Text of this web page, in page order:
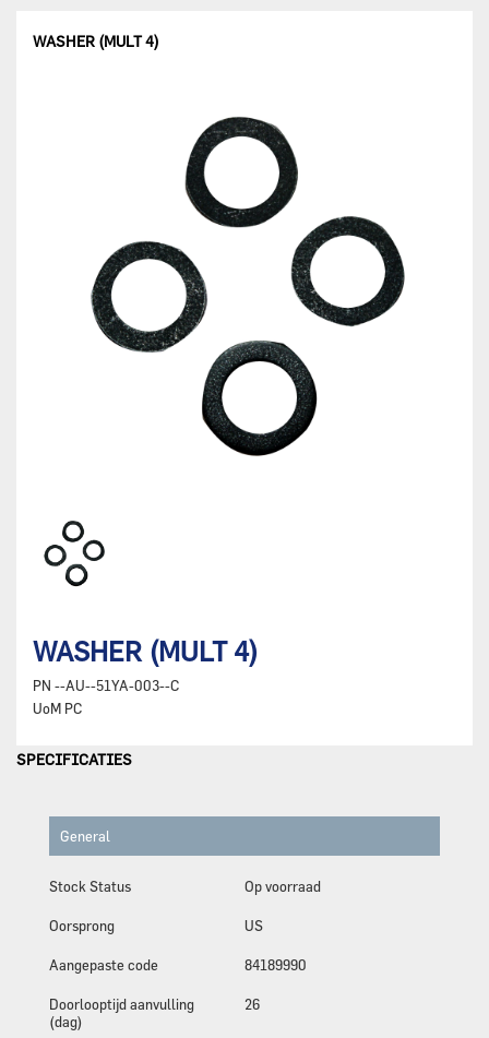
WASHER (MULT 4)
WASHER (MULT 4)
PN --AU--51YA-003--C
UoM PC
SPECIFICATIES
General
Stock Status Op voorraad
Oorsprong US
Aangepaste code 84189990
Doorlooptijd aanvulling
(dag)
26